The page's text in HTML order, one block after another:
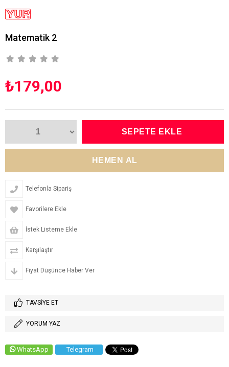
Matematik 2
₺179,00
Telefonla Sipariş
Favorilere Ekle
İstek Listeme Ekle
Karşılaştır
Fiyat Düşünce Haber Ver
TAVSIYE ET
YORUM YAZ
WhatsApp Telegram